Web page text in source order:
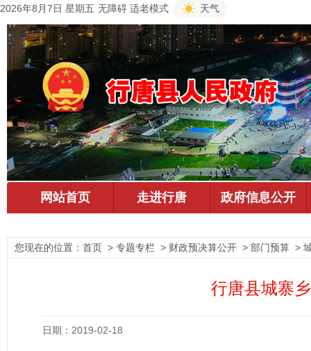
2026年8月7日 星期五 无障碍 适老模式 天气
您现在的位置： 首页 > 专题专栏 > 财政预决算公开 > 部门预算 >
行唐县城寨
日期：2019-02-18